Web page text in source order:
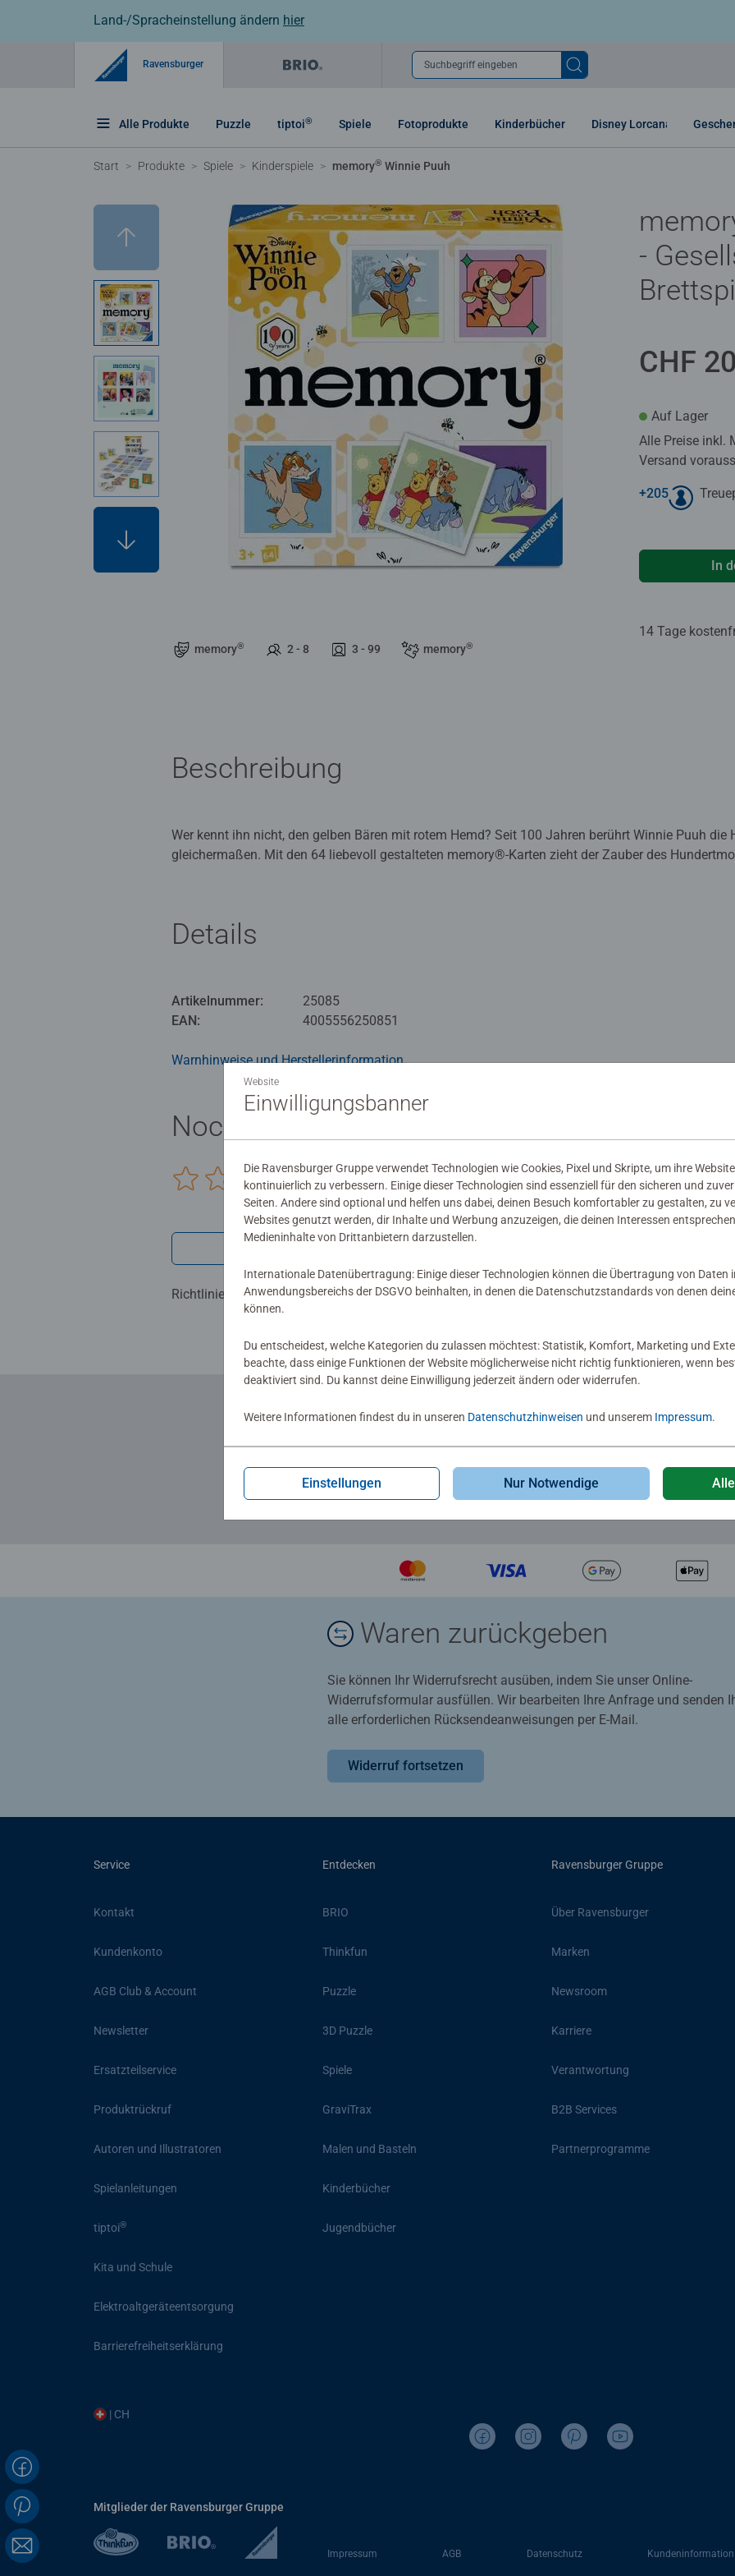
Land-/Spracheinstellung ändern hier
Ravensburger Suchbegriff eingeben
Alle Produkte Puzzle tiptoi® Spiele Fotoprodukte Kinderbücher Disney Lorcana
Start Produkte Spiele Kinderspiele memory® Winnie Puuh
memory® 2 - 8 3 - 99 memory®
-
CHF
Auf Lager
Alle Preise inkl.
Versand
+205
In
14 Tage
Beschreibung
Wer kennt ihn nicht, den gelben Bären mit rotem Hemd? Seit 100 Jahren berührt Winnie Puuh die
gleichermaßen. Mit den 64 liebevoll gestalteten memory®-Karten zieht der Zauber des
Geliebt und weltbekannt! Seit 100 Jahren begleitet Winnie Puuh Generationen von Kindern. Die
aus dem Hundertmorgenwald und bringt seine zauberhafte Welt direkt ins Kinderzimmer. Die
Merkspiele-Klassikers memory® sind denkbar einfach und machen das Produkt zu einem idealen
und das Gedächtnis. Ein ideales Geschenk für alle Puuh-Fans, ob groß oder klein.
Details
Artikelnummer:
25085
EAN:
4005556250851
Warnhinweise und Herstellerinformation
Noch keine Bewertungen abgegeben
0/0
Richtlinien für Bewertungen
Zum Newsletter anmelden
... und 5 € Gutschein sichern!
Waren zurückgeben
Sie können Ihr Widerrufsrecht ausüben, indem Sie unser Online-
Widerrufsformular ausfüllen. Wir bearbeiten Ihre Anfrage und senden
alle erforderlichen Rücksendeanweisungen per E-Mail.
Widerruf fortsetzen
Service
Kontakt
Kundenkonto
AGB Club & Account
Newsletter
Ersatzteilservice
Produktrückruf
Autoren und Illustratoren
Spielanleitungen
tiptoi®
Kita und Schule
Elektroaltgeräteentsorgung
Barrierefreiheitserklärung
Entdecken
BRIO
Thinkfun
Puzzle
3D Puzzle
Spiele
GraviTrax
Malen und Basteln
Kinderbücher
Jugendbücher
Ravensburger Gruppe
Über Ravensburger
Marken
Newsroom
Karriere
Verantwortung
B2B Services
Partnerprogramme
| CH
Mitglieder der Ravensburger Gruppe
Impressum AGB Datenschutz Kundeninformation
Website
Einwilligungsbanner
Die Ravensburger Gruppe verwendet Technologien wie Cookies, Pixel und Skripte, um ihre
kontinuierlich zu verbessern. Einige dieser Technologien sind essenziell für den sicheren und
Seiten. Andere sind optional und helfen uns dabei, deinen Besuch komfortabler zu gestalten, zu
Websites genutzt werden, dir Inhalte und Werbung anzuzeigen, die deinen Interessen
Medieninhalte von Drittanbietern darzustellen.
Internationale Datenübertragung: Einige dieser Technologien können die Übertragung von Daten
Anwendungsbereichs der DSGVO beinhalten, in denen die Datenschutzstandards von denen
können.
Du entscheidest, welche Kategorien du zulassen möchtest: Statistik, Komfort, Marketing und
beachte, dass einige Funktionen der Website möglicherweise nicht richtig funktionieren, wenn
deaktiviert sind. Du kannst deine Einwilligung jederzeit ändern oder widerrufen.
Weitere Informationen findest du in unseren Datenschutzhinweisen und unserem Impressum.
Einstellungen Nur Notwendige